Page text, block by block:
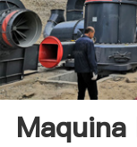
Maquina